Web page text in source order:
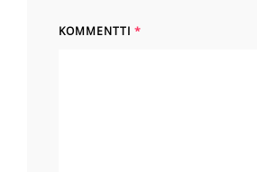
KOMMENTTI *